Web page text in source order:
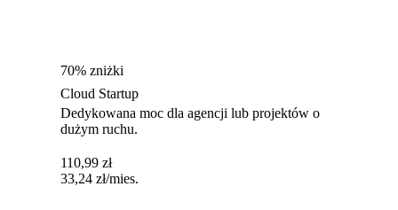
70% zniżki
Cloud Startup
Dedykowana moc dla agencji lub projektów o
dużym ruchu.
110,99 zł
33,24 zł/mies.